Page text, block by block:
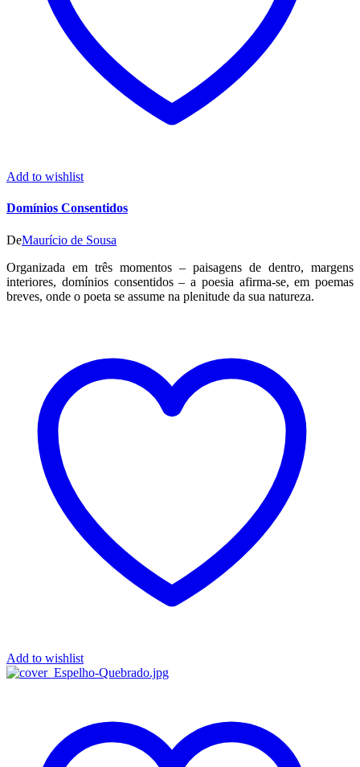
Add to wishlist
Domínios Consentidos
DeMaurício de Sousa
Organizada em três momentos – paisagens de dentro, margens
interiores, domínios consentidos – a poesia afirma-se, em poemas
breves, onde o poeta se assume na plenitude da sua natureza.
Add to wishlist